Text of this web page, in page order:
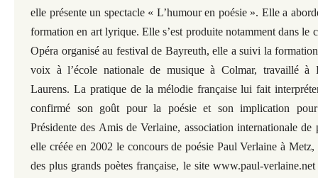
elle présente un spectacle « L’humour en poésie ». Elle a
formation en art lyrique. Elle s’est produite notamment dans le
Opéra organisé au festival de Bayreuth, elle a suivi la
voix à l’école nationale de musique à Colmar, travaillé à
Laurens. La pratique de la mélodie française lui fait
confirmé son goût pour la poésie et son implication pour
Présidente des Amis de Verlaine, association internationale de
elle créée en 2002 le concours de poésie Paul Verlaine à
des plus grands poètes française, le site www.paul-verlaine.net